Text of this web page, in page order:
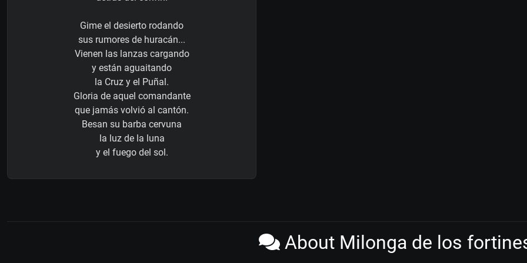
Gime el desierto rodando
sus rumores de huracán...
Vienen las lanzas cargando
y están aguaitando
la Cruz y el Puñal.
Gloria de aquel comandante
que jamás volvió al cantón.
Besan su barba cervuna
la luz de la luna
y el fuego del sol.
About Milonga de los